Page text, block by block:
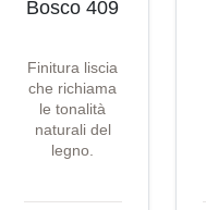
Bosco 409
Finitura liscia
che richiama
le tonalità
naturali del
legno.